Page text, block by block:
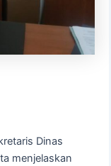
Dinas
menjelaskan